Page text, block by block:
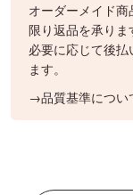
オーダーメイド
限り返品を承り
必要に応じて後
ます。
→品質基準につい